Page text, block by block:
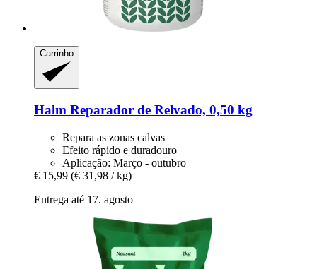
Carrinho
Halm Reparador de Relvado, 0,50 kg
Repara as zonas calvas
Efeito rápido e duradouro
Aplicação: Março - outubro
€ 15,99 (€ 31,98 / kg)
Entrega até 17. agosto